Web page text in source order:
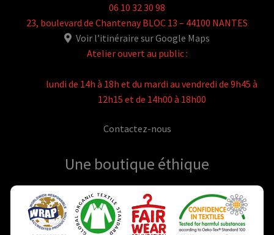
06 10 32 30 98
23, boulevard de Chantenay BLOC 13 – 44100 NANTES
Voir l’itinéraire sur Google Maps
Atelier ouvert au public :
lundi de 14h à 18h et du mardi au vendredi de 9h45 à
12h15 et de 14h00 à 18h00
Contactez-nous
Une boutique éthique